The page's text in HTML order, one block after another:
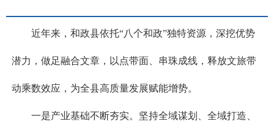
近年来，和政县依托“八个和政”独特资源，深挖优势
潜力，做足融合文章，以点带面、串珠成线，释放文旅带
动乘数效应，为全县高质量发展赋能增势。
一是产业基础不断夯实。坚持全域谋划、全域打造、